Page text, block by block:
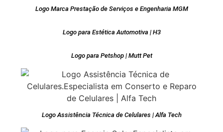
Logo Marca Prestação de Serviços e Engenharia MGM
Logo para Estética Automotiva | H3
Logo para Petshop | Mutt Pet
Logo Assistência Técnica de Celulares | Alfa Tech